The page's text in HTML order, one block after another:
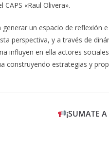
«Raul Olivera».
un espacio de reflexión
perspectiva, y a través de
influyen en ella actores
construyendo estrategias y
¡SUMATE